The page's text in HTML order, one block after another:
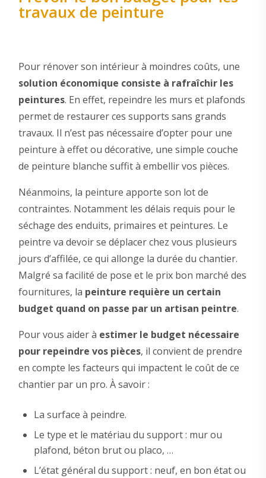
travaux de peinture
Pour rénover son intérieur à moindres coûts, une
solution économique consiste à rafraîchir les
peintures. En effet, repeindre les murs et plafonds
permet de restaurer ces supports sans grands
travaux. Il n’est pas nécessaire d’opter pour une
peinture à effet ou décorative, une simple couche
de peinture blanche suffit à embellir vos pièces.
Néanmoins, la peinture apporte son lot de
contraintes. Notamment les délais requis pour le
séchage des enduits, primaires et peintures. Le
peintre va devoir se déplacer chez vous plusieurs
jours d’affilée, ce qui allonge la durée du chantier.
Malgré sa facilité de pose et le prix bon marché des
fournitures, la peinture requière un certain
budget quand on passe par un artisan peintre.
Pour vous aider à estimer le budget nécessaire
pour repeindre vos pièces, il convient de prendre
en compte les facteurs qui impactent le coût de ce
chantier par un pro. À savoir :
La surface à peindre.
Le type et le matériau du support : mur ou
plafond, béton brut ou placo, …
L’état général du support : neuf, en bon état ou